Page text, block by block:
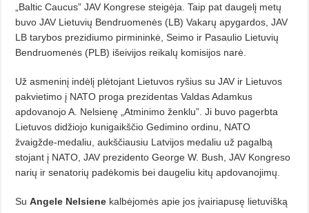
„Baltic Caucus” JAV Kongrese steigėja. Taip pat daugelį metų
buvo JAV Lietuvių Bendruomenės (LB) Va­karų apygardos, JAV
LB tarybos pre­zidiumo pirmininkė, Seimo ir Pasau­lio Lietuvių
Bendruomenės (PLB) išei­vijos reikalų komisijos narė.
Už asmeninį indėlį plėtojant Lie­tu­vos ryšius su JAV ir Lietuvos
pakvie­­timo į NATO proga prezidentas Val­das Adamkus
apdovanojo A. Nelsienę „Atminimo ženklu”. Ji buvo pagerbta
Lietuvos didžiojo kunigaikščio Gedi­mi­­no ordinu, NATO
žvaigžde-medaliu, aukščiausiu Latvijos medaliu už pagalbą
stojant į NATO, JAV prezidento George W. Bush, JAV Kongreso
narių ir senatorių padėkomis bei dau­geliu kitų apdovanojimų.
SuAngele Nelsiene kalbėjomės apie jos įvairiapusę lietuvišką